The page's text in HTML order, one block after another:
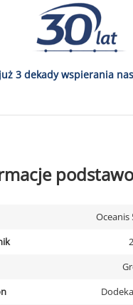
3 dekady wspierania
Oceanis